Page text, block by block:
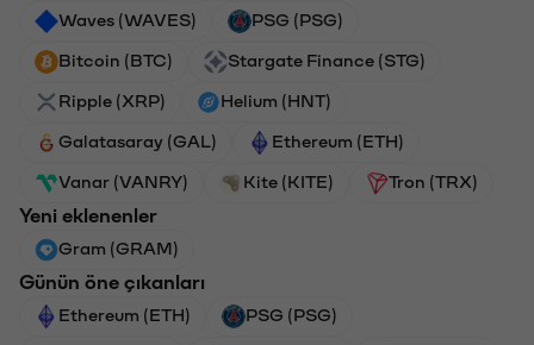
Waves (WAVES) PSG (PSG)
Bitcoin (BTC) Stargate Finance (STG)
Ripple (XRP) Helium (HNT)
Galatasaray (GAL) Ethereum (ETH)
Vanar (VANRY) Kite (KITE) Tron (TRX)
Yeni eklenenler
Gram (GRAM)
Günün öne çıkanları
Ethereum (ETH) PSG (PSG)